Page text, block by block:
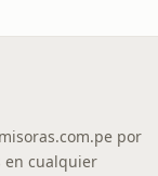
por
en cualquier